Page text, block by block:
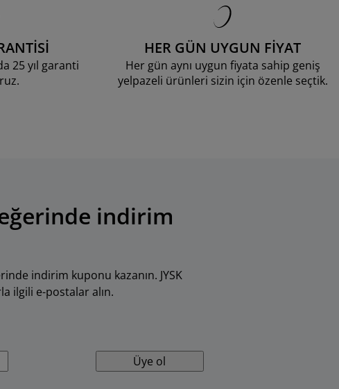
25 yıl garanti
HER GÜN UYGUN FİYAT
Her gün aynı uygun fiyata sahip geniş
yelpazeli ürünleri sizin için özenle seçtik.
indirim
indirim kuponu kazanın. JYSK
ilgili e-postalar alın.
Üye ol